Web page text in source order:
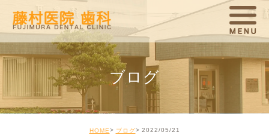
ブログ
HOME ブログ 2022/05/21